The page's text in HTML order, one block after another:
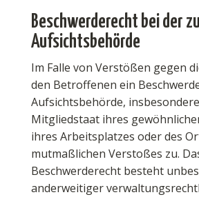
Beschwerde­recht bei der
Aufsichts­behörde
Im Falle von Verstößen gegen
den Betroffenen ein
Aufsichtsbehörde,
Mitgliedstaat ihres
ihres Arbeitsplatzes oder des
mutmaßlichen Verstoßes zu.
Beschwerderecht besteht
anderweitiger